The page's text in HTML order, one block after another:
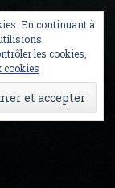
En continuant à
les cookies,
cookies